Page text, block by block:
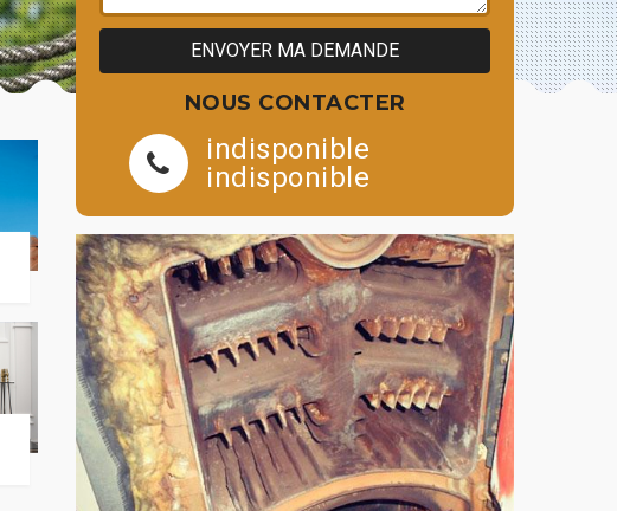
NOUS CONTACTER
indisponible
indisponible